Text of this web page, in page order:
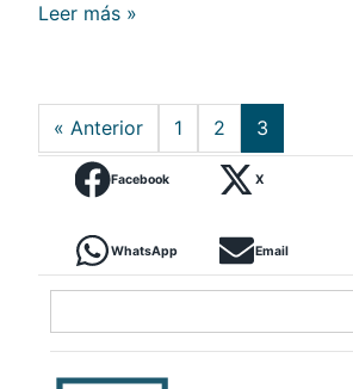
Leer más »
« Anterior 1 2 3
Facebook X
WhatsApp Email